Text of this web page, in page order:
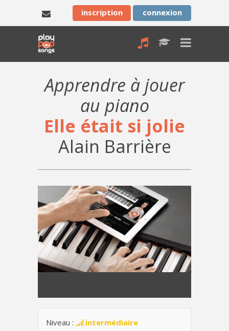
inscription connexion
Apprendre à jouer
au piano
Elle était si jolie
Alain Barrière
Niveau :
intermédiaire